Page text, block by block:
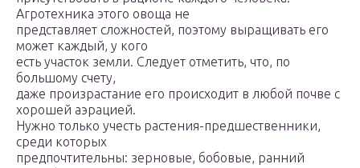
Агротехника этого овоща не
представляет сложностей, поэтому выращивать его
может каждый, у кого
есть участок земли. Следует отметить, что, по
большому счету,
даже произрастание его происходит в любой почве с
хорошей аэрацией.
Нужно только учесть растения-предшественники,
среди которых
предпочтительны: зерновые, бобовые, ранний